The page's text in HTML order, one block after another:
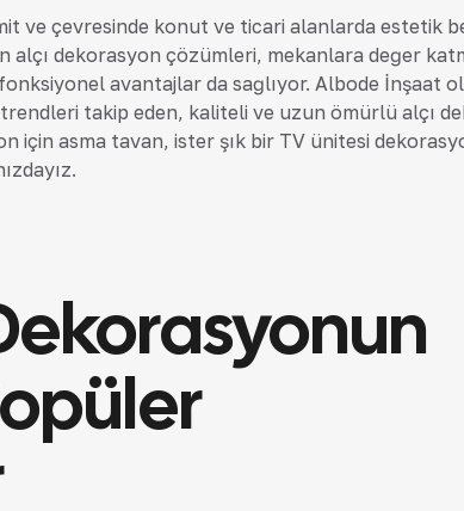
ve çevresinde konut ve ticari alanlarda estetik
dekorasyon çözümleri, mekanlara değer
fonksiyonel avantajlar da sağlıyor. Albode İnşaat
takip eden, kaliteli ve uzun ömürlü alçı
için asma tavan, ister şık bir TV ünitesi